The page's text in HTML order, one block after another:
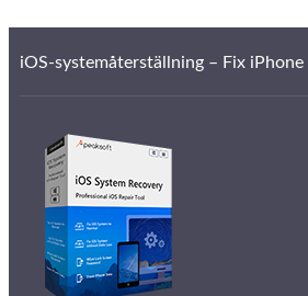
iOS-systemåterställning – Fix iPhone